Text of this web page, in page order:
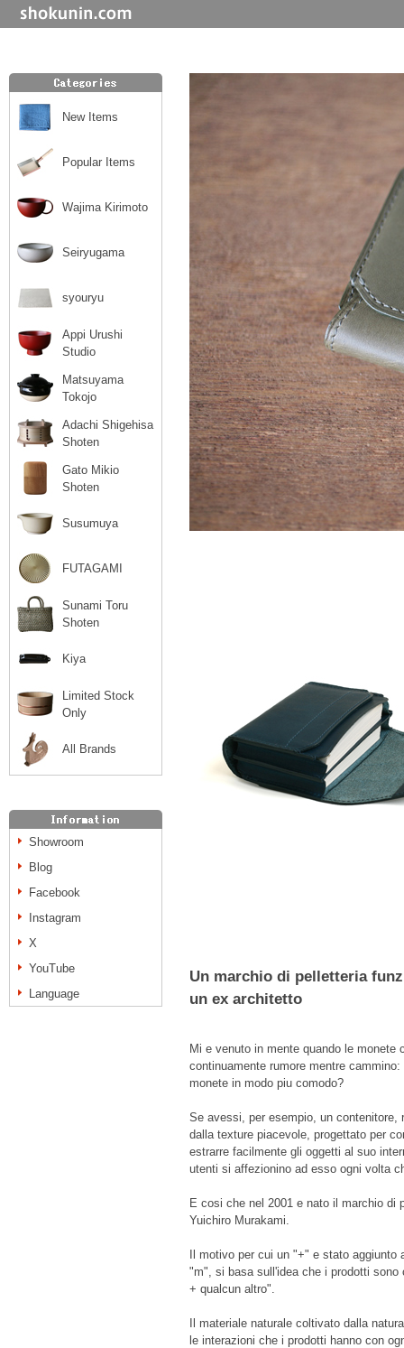
New Items
Popular Items
Wajima Kirimoto
Seiryugama
syouryu
Appi Urushi
Studio
Matsuyama
Tokojo
Adachi Shigehisa
Shoten
Gato Mikio
Shoten
Susumuya
FUTAGAMI
Sunami Toru
Shoten
Kiya
Limited Stock
Only
All Brands
Showroom
Blog
Facebook
Instagram
X
YouTube
Language
Un marchio di pelletteria
un ex architetto
Mi e venuto in mente quando le monete
continuamente rumore mentre
monete in modo piu comodo?
Se avessi, per esempio, un contenitore,
dalla texture piacevole, progettato per
estrarre facilmente gli oggetti al suo
utenti si affezionino ad esso ogni volta
E cosi che nel 2001 e nato il marchio di
Yuichiro Murakami.
Il motivo per cui un "+" e stato aggiunto
"m", si basa sull'idea che i prodotti sono
+ qualcun altro".
Il materiale naturale coltivato dalla
le interazioni che i prodotti hanno con